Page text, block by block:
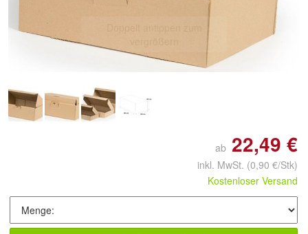
Doppelt antippen zum
ab 22,49 €
inkl. MwSt. (0,90 €/Stk)
Kostenloser Versand